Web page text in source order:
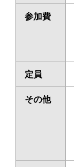
参加費
定員
その他